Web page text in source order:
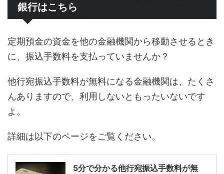
銀行はこちら
定期預金の資金を他の金融機関から移動させるとき
に、振込手数料を支払っていませんか？
他行宛振込手数料が無料になる金融機関は、たくさ
んありますので、利用しないともったいないです
よ。
詳細は以下のページをご覧ください。
5分で分かる他行宛振込手数料が無